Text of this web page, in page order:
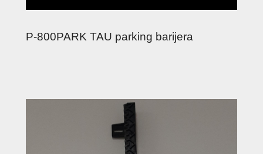
P-800PARK TAU parking barijera